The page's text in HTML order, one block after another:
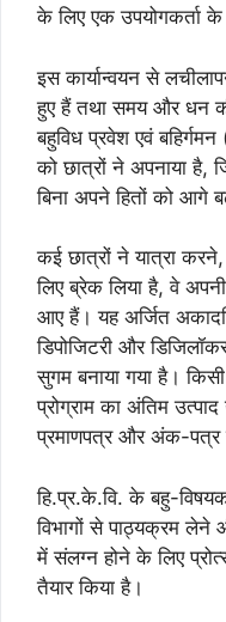
के लिए एक उपयोगकर्ता
इस कार्यान्वयन से
हुए हैं तथा समय और धन
बहुविध प्रवेश एवं
को छात्रों ने अपनाया है,
बिना अपने हितों को आगे
कई छात्रों ने यात्रा
लिए ब्रेक लिया है, वे
आए हैं। यह अर्जित
डिपोजिटरी और डिजिलॉकर
सुगम बनाया गया है।
प्रोग्राम का अंतिम
प्रमाणपत्र और अंक-पत्र
हि.प्र.के.वि. के बहु-विषयक
विभागों से पाठ्यक्रम लेने
में संलग्न होने के लिए
तैयार किया है।